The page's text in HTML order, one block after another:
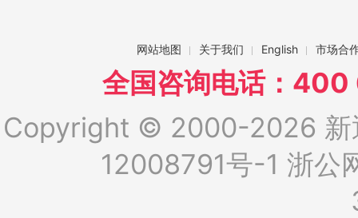
网站地图 关于我们 English 市场合
全国咨询电话：
Copyright © 2000-2026 新
12008791号-1 浙公